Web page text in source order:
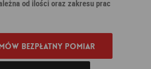
od ilości oraz zakresu prac
bezpłatny pomiar